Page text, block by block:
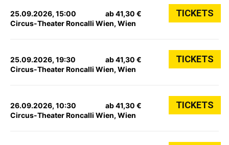
25.09.2026, 15:00
Circus-Theater Roncalli Wien, Wien
ab 41,30 € TICKETS
25.09.2026, 19:30
Circus-Theater Roncalli Wien, Wien
ab 41,30 € TICKETS
26.09.2026, 10:30
Circus-Theater Roncalli Wien, Wien
ab 41,30 € TICKETS